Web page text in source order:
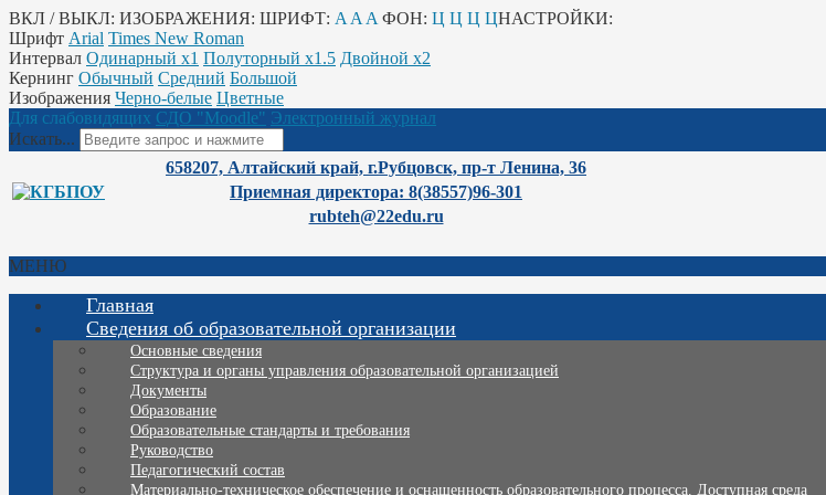
ВКЛ / ВЫКЛ: ИЗОБРАЖЕНИЯ: ШРИФТ: A A A ФОН: Ц Ц Ц ЦНАСТРОЙКИ:
Шрифт Arial Times New Roman
Интервал Одинарный х1 Полуторный х1.5 Двойной х2
Кернинг Обычный Средний Большой
Изображения Черно-белые Цветные
Для слабовидящих СДО "Moodle" Электронный журнал
Искать...
658207, Алтайский край, г.Рубцовск, пр-т Ленина, 36
Приемная директора: 8(38557)96-301
rubteh@22edu.ru
МЕНЮ
Главная
Сведения об образовательной организации
Основные сведения
Структура и органы управления образовательной организацией
Документы
Образование
Образовательные стандарты и требования
Руководство
Педагогический состав
Материально-техническое обеспечение и оснащенность образовательного процесса. Доступная среда